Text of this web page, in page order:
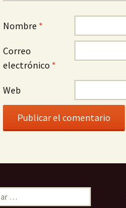
Nombre *
Correo
electrónico *
Web